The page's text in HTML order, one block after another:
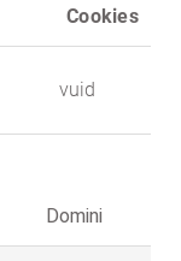
Cookies
vuid
Domini